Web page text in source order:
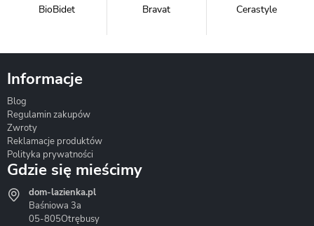
BioBidet Bravat Cerastyle
Hydrostop
Informacje
Blog
Regulamin zakupów
Zwroty
Reklamacje produktów
Polityka prywatności
Gdzie się mieścimy
dom-lazienka.pl
Baśniowa 3a
05-805Otrębusy